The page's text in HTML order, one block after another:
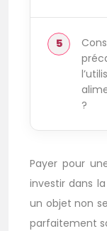
?
Payer pour
investir dans
un objet non
parfaitement